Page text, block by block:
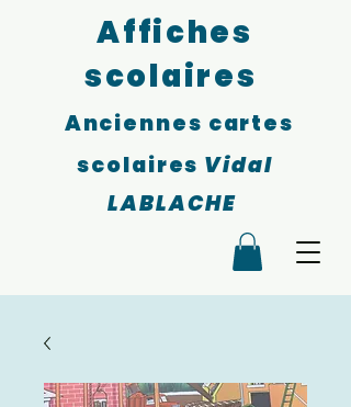
Affiches
scolaires
Anciennes cartes
scolaires Vidal
LABLACHE